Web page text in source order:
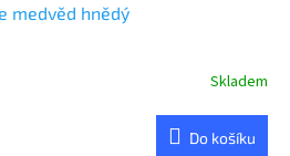
medvěd hnědý
Skladem
Do košíku